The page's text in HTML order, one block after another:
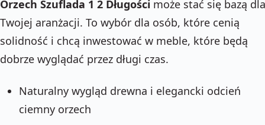
Orzech Szuflada 1 2 Długości może stać się bazą dla
Twojej aranżacji. To wybór dla osób, które cenią
solidność i chcą inwestować w meble, które będą
dobrze wyglądać przez długi czas.
Naturalny wygląd drewna i elegancki odcień
ciemny orzech